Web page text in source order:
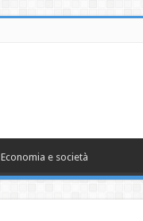
Economia e società